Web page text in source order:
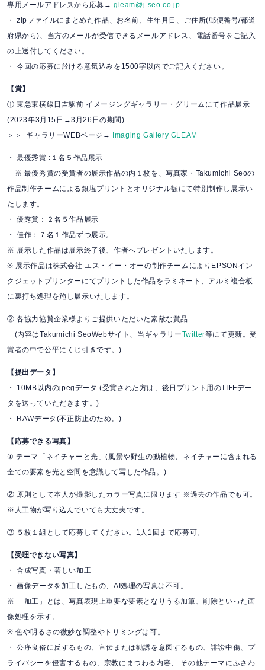
専用メールアドレスから応募→ gleam@j-seo.co.jp
・ zipファイルにまとめた作品、お名前、生年月日、ご住所(郵便番号/都道
府県から)、当方のメールが受信できるメールアドレス、電話番号をご記入
の上送付してください。
・ 今回の応募に於ける意気込みを1500字以内でご記入ください。
【賞】
① 東急東横線日吉駅前 イメージングギャラリー・グリームにて作品展示
(2023年3月15日→3月26日の期間)
＞＞ ギャラリーWEBページ→
Imaging Gallery GLEAM
・ 最優秀賞 :１名５作品展示
※ 最優秀賞の受賞者の展示作品の内１枚を、写真家・Takumichi Seoの
作品制作チームによる銀塩プリントとオリジナル額にて特別制作し展示い
たします。
・ 優秀賞：２名５作品展示
・ 佳作：７名１作品ずつ展示。
※ 展示した作品は展示終了後、作者へプレゼントいたします。
※ 展示作品は株式会社 エス・イー・オーの制作チームによりEPSONイン
クジェットプリンターにてプリントした作品をラミネート、アルミ複合板
に裏打ち処理を施し展示いたします。
② 各協力協賛企業様よりご提供いただいた素敵な賞品
(内容はTakumichi SeoWebサイト、当ギャラリーTwitter等にて更新。受
賞者の中で公平にくじ引きです。)
【提出データ】
・ 10MB以内のjpegデータ (受賞された方は、後日プリント用のTIFFデー
タを送っていただきます。)
・ RAWデータ(不正防止のため。)
【応募できる写真】
① テーマ「ネイチャーと光」(風景や野生の動植物、ネイチャーに含まれる
全ての要素を光と空間を意識して写した作品。)
② 原則として本人が撮影したカラー写真に限ります ※過去の作品でも可。
※人工物が写り込んでいても大丈夫です。
③ ５枚１組として応募してください。1人1回まで応募可。
【受理できない写真】
・ 合成写真・著しい加工
・ 画像データを加工したもの、AI処理の写真は不可。
※ 「加工」とは、写真表現上重要な要素となりうる加筆、削除といった画
像処理を示す。
※ 色や明るさの微妙な調整やトリミングは可。
・ 公序良俗に反するもの、宣伝または勧誘を意図するもの、誹謗中傷、プ
ライバシーを侵害するもの、宗教にまつわる内容、 その他テーマにふさわ